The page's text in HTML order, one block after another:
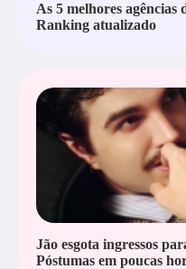
As 5 melhores agências
Ranking atualizado
Jão esgota ingressos
Póstumas em poucas